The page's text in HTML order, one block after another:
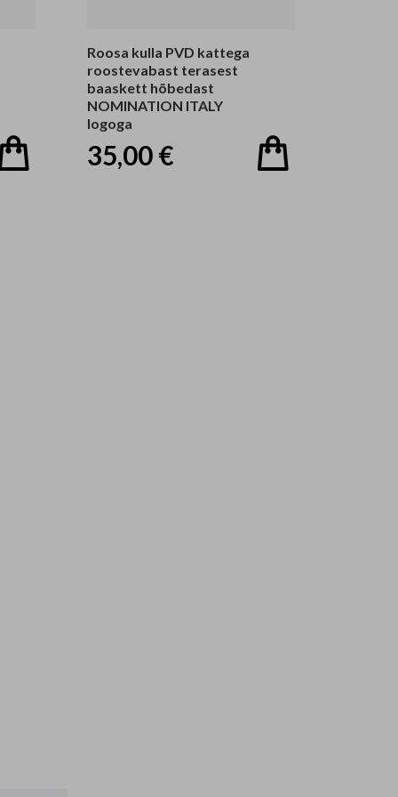
Roosa kulla PVD kattega
roostevabast terasest
baaskett hõbedast
NOMINATION ITALY
logoga
35,00 €